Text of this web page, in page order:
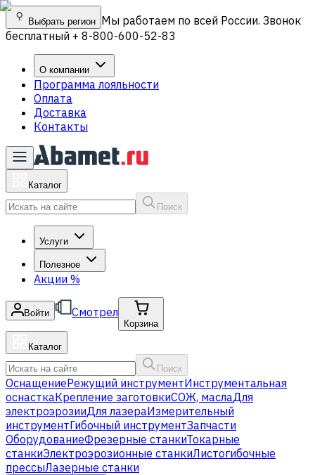
Выбрать регион Мы работаем по всей России. Звонок
бесплатный + 8-800-600-52-83
О компании
Программа лояльности
Оплата
Доставка
Контакты
Каталог
Поиск
Услуги
Полезное
Акции %
Войти Смотрел
Корзина
Каталог
Поиск
ОснащениеРежущий инструментИнструментальная
оснасткаКрепление заготовкиСОЖ, маслаДля
электроэрозииДля лазераИзмерительный
инструментГибочный инструментЗапчасти
ОборудованиеФрезерные станкиТокарные
станкиЭлектроэрозионные станкиЛистогибочные
прессыЛазерные станки